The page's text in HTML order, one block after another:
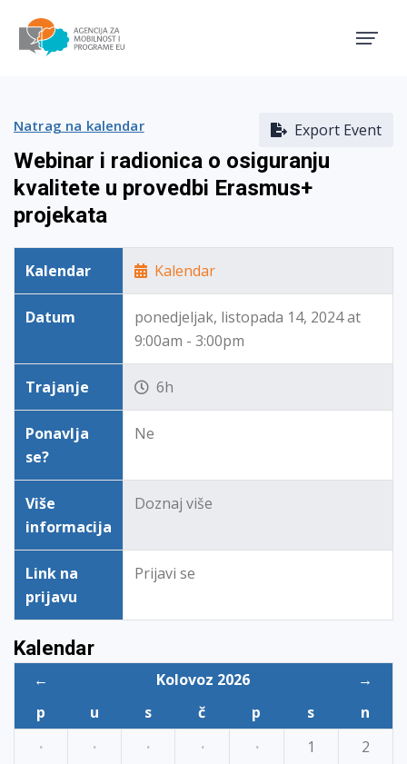
Export Event
Natrag na kalendar
Webinar i radionica o osiguranju
kvalitete u provedbi Erasmus+
projekata
Kalendar Kalendar
Datum
ponedjeljak, listopada 14, 2024 at
9:00am - 3:00pm
Trajanje 6h
Ponavlja
se?
Ne
Više
informacija
Doznaj više
Link na
prijavu
Prijavi se
Kalendar
← Kolovoz 2026
→
p
u s č p s
n
·
· · · · 1
2